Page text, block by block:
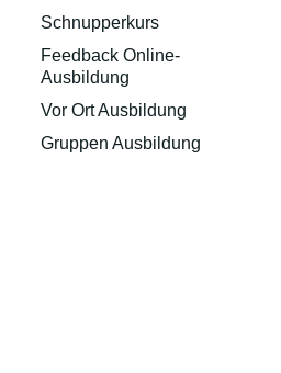
Schnupperkurs
Feedback Online-
Ausbildung
Vor Ort Ausbildung
Gruppen Ausbildung